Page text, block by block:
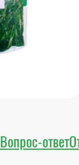
Вопрос-ответ